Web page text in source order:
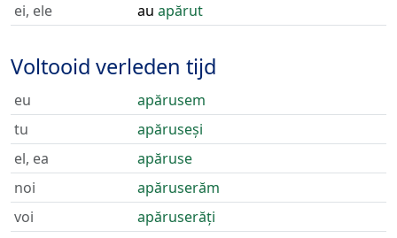
ei, ele
au apărut
Voltooid verleden tijd
eu
apărusem
tu
apăruseși
el, ea
apăruse
noi
apăruserăm
voi
apăruserăți